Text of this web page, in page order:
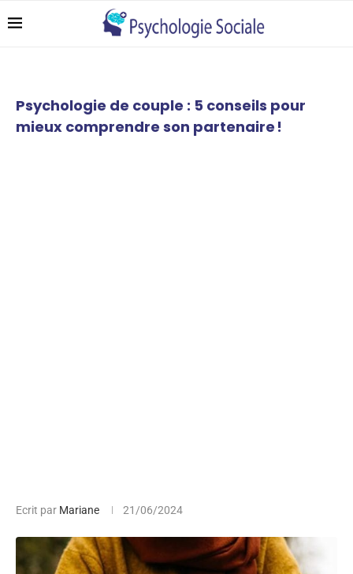
Psychologie de couple : 5 conseils pour
mieux comprendre son partenaire !
Ecrit par Mariane 21/06/2024